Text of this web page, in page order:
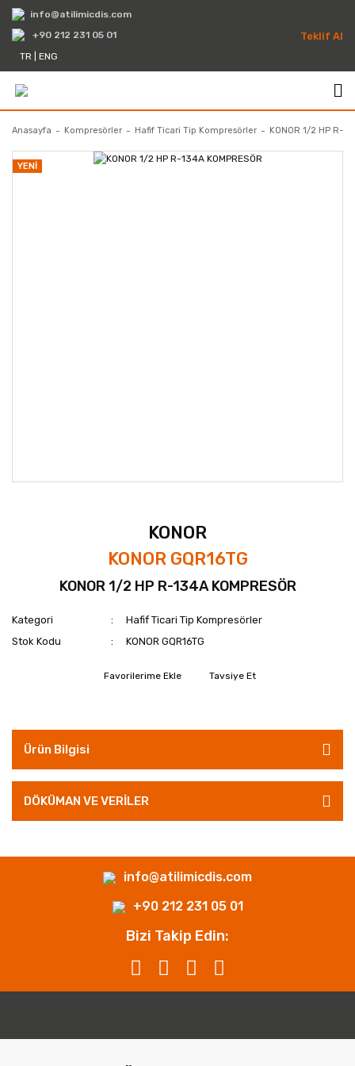
info@atilimicdis.com
+90 212 231 05 01
TR
ENG
Teklif Al
Anasayfa Kompresörler Hafif Ticari Tip Kompresörler KONOR 1/2 HP R-
YENİ
KONOR
KONOR GQR16TG
KONOR 1/2 HP R-134A KOMPRESÖR
Kategori
Hafif Ticari Tip Kompresörler
Stok Kodu
KONOR GQR16TG
Tavsiye Et
Ürün Bilgisi
DÖKÜMAN VE VERİLER
info@atilimicdis.com
+90 212 231 05 01
Bizi Takip Edin: